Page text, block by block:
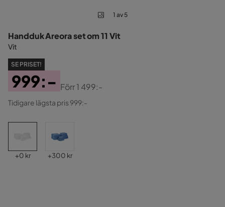
1 av 5
Handduk Areora set om 11 Vit
Vit
SE PRISET!
Pris
999:-
Original
Pris
Förr1 499:-
Tidigare lägsta pris 999:-
Pris
+0 kr Pris
+300 kr